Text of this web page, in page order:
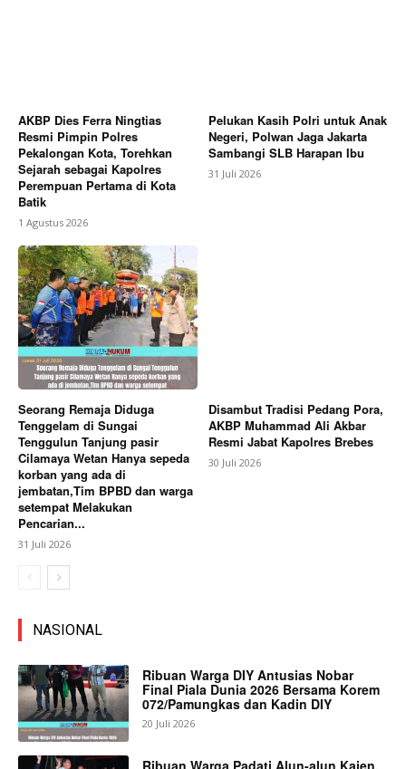
AKBP Dies Ferra Ningtias
Resmi Pimpin Polres
Pekalongan Kota, Torehkan
Sejarah sebagai Kapolres
Perempuan Pertama di Kota
Batik
1 Agustus 2026
Pelukan Kasih Polri untuk Anak
Negeri, Polwan Jaga Jakarta
Sambangi SLB Harapan Ibu
31 Juli 2026
Seorang Remaja Diduga
Tenggelam di Sungai
Tenggulun Tanjung pasir
Cilamaya Wetan Hanya sepeda
korban yang ada di
jembatan,Tim BPBD dan warga
setempat Melakukan
Pencarian...
31 Juli 2026
Disambut Tradisi Pedang Pora,
AKBP Muhammad Ali Akbar
Resmi Jabat Kapolres Brebes
30 Juli 2026
NASIONAL
Ribuan Warga DIY Antusias Nobar
Final Piala Dunia 2026 Bersama Korem
072/Pamungkas dan Kadin DIY
20 Juli 2026